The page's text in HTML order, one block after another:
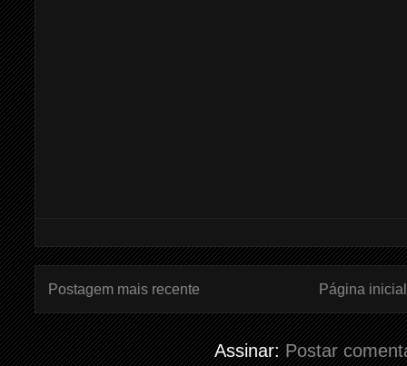
Postagem mais recente Página inicial
Assinar:Postar